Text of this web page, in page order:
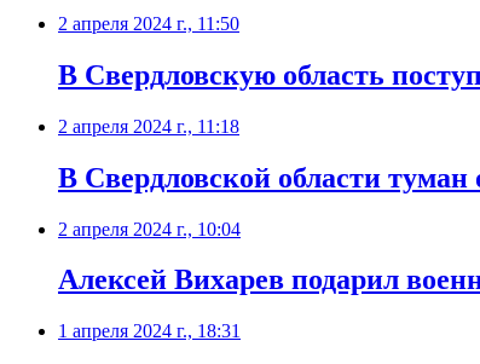
2 апреля 2024 г., 11:50
В Свердловскую область
2 апреля 2024 г., 11:18
В Свердловской области
2 апреля 2024 г., 10:04
Алексей Вихарев подарил
1 апреля 2024 г., 18:31